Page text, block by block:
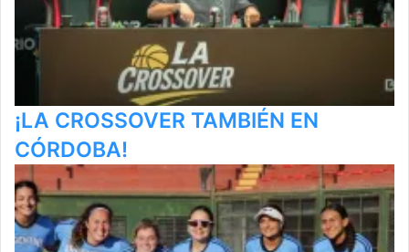
¡LA CROSSOVER TAMBIÉN EN
CÓRDOBA!